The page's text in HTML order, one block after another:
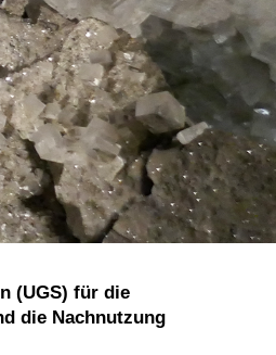
(UGS) für die
die Nachnutzung